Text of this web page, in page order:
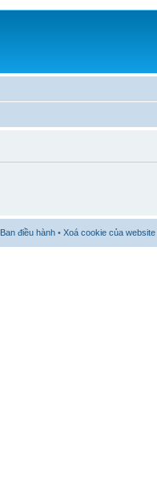
Ban điều hành • Xoá cookie của website